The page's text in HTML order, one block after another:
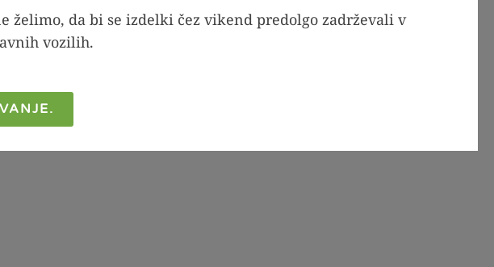
želimo, da bi se izdelki čez vikend predolgo zadrževali v
vozilih.